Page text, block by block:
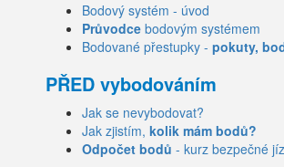
Bodový systém - úvod
Průvodce bodovým systémem
Bodované přestupky - pokuty,
PŘED vybodováním
Jak se nevybodovat?
Jak zjistím, kolik mám bodů?
Odpočet bodů - kurz bezpečné